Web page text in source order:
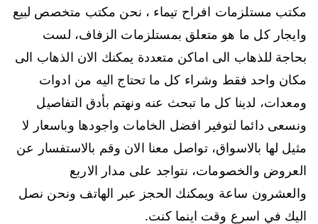
مكتب مستلزمات افراح تيماء ، نحن مكتب متخصص لبيع
وايجار كل ما هو متعلق بمستلزمات الزفاف، لست
بحاجة للذهاب الى اماكن متعددة يمكنك الان الذهاب الى
مكان واحد فقط وشراء كل ما تحتاج اليه من ادوات
ومعدات، لدينا كل ما تبحث عنه ونهتم بأدق التفاصيل
ونسعى دائما لتوفير افضل الخامات واجودها وباسعار لا
مثيل لها بالاسواق، تواصل معنا الان وقم بالاستفسار عن
العروض والخصومات، نتواجد على مدار الاربع
والعشرون ساعة ويمكنك الحجز عبر الهاتف ونحن نصل
اليك في اسرع وقت اينما كنت.